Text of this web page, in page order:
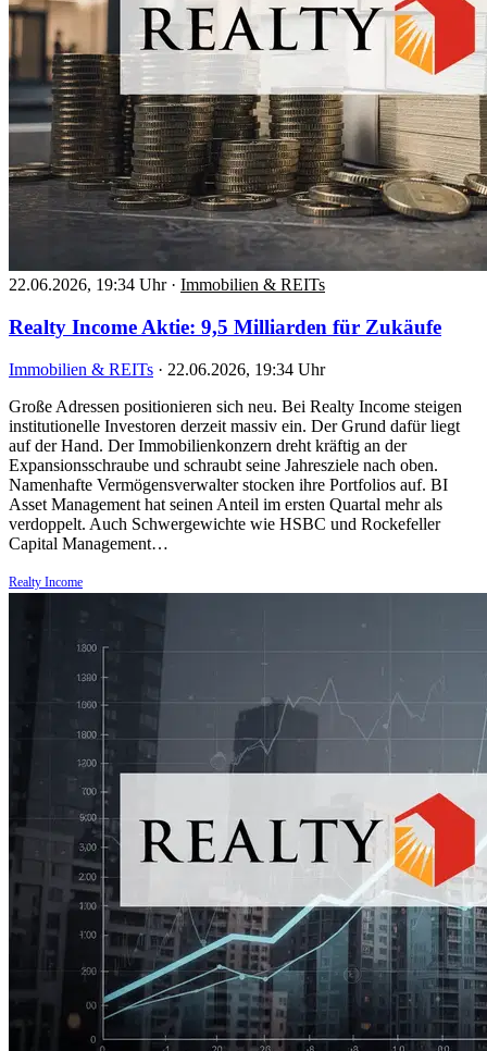
22.06.2026, 19:34 Uhr · Immobilien & REITs
Realty Income Aktie: 9,5 Milliarden für Zukäufe
Immobilien & REITs · 22.06.2026, 19:34 Uhr
Große Adressen positionieren sich neu. Bei Realty Income steigen
institutionelle Investoren derzeit massiv ein. Der Grund dafür liegt
auf der Hand. Der Immobilienkonzern dreht kräftig an der
Expansionsschraube und schraubt seine Jahresziele nach oben.
Namenhafte Vermögensverwalter stocken ihre Portfolios auf. BI
Asset Management hat seinen Anteil im ersten Quartal mehr als
verdoppelt. Auch Schwergewichte wie HSBC und Rockefeller
Capital Management…
Realty Income